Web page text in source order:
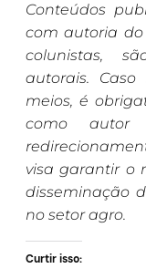
Conteúdos
com autoria do
colunistas,
autorais.
meios, é
como
visa garantir o
disseminação
no setor agro.
Curtir isso: